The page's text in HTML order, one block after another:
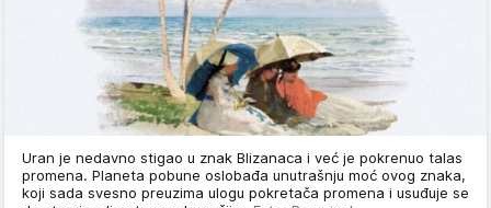
Uran je nedavno stigao u znak Blizanaca i već je pokrenuo talas
promena. Planeta pobune oslobađa unutrašnju moć ovog znaka,
koji sada svesno preuzima ulogu pokretača promena i usuđuje se